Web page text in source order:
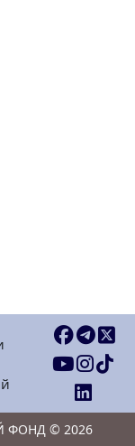
ФОНД © 2026